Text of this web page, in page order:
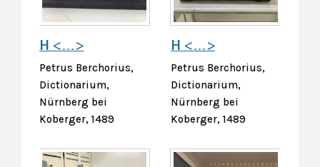
H <…>
Petrus Berchorius,
Dictionarium,
Nürnberg bei
Koberger, 1489
H <…>
Petrus Berchorius,
Dictionarium,
Nürnberg bei
Koberger, 1489